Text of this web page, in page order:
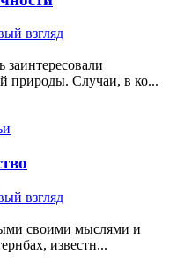
взгляд
заинтересовали
природы. Случаи, в ко...
взгляд
своими мыслями и
известн...